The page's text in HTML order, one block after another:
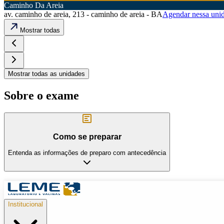
Caminho Da Areia
av. caminho de areia, 213 - caminho de areia - BAAgendar nessa
Mostrar todas
Mostrar todas as unidades
Sobre o exame
Como se preparar
Entenda as informações de preparo com antecedência
Institucional